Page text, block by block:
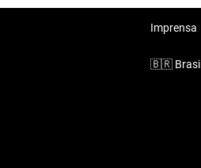
Imprensa
🇧🇷 Brasil